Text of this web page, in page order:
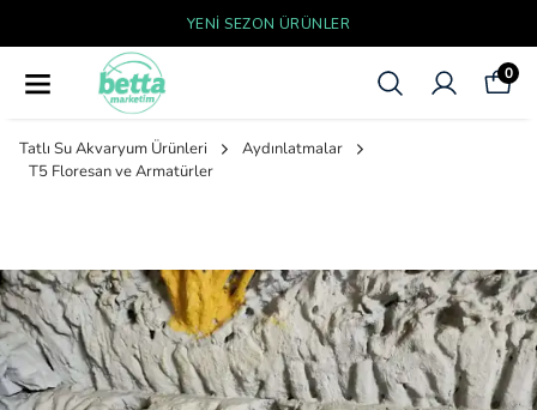
YENI SEZON ÜRÜNLER
0
Tatlı Su Akvaryum Ürünleri
Aydınlatmalar
T5 Floresan ve Armatürler